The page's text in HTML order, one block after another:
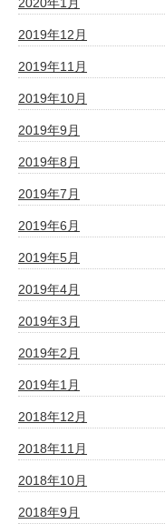
2019年12月
2019年11月
2019年10月
2019年9月
2019年8月
2019年7月
2019年6月
2019年5月
2019年4月
2019年3月
2019年2月
2019年1月
2018年12月
2018年11月
2018年10月
2018年9月